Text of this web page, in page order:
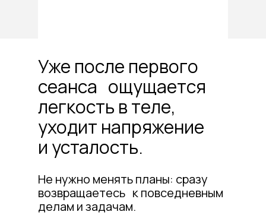
Уже после первого
сеанса ощущается
легкость в теле,
уходит напряжение
и усталость.
Не нужно менять планы: сразу
возвращаетесь к повседневным
делам и задачам.